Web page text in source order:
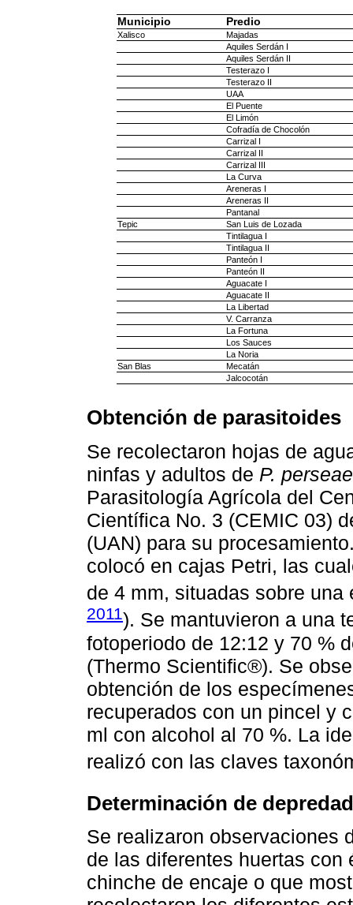
Municipio Predio
Xalisco
Majadas
Aquiles Serdán I
Aquiles Serdán II
Testerazo I
Testerazo II
UAA
El Puente
El Limón
Cofradía de Chocolón
Carrizal I
Carrizal II
Carrizal III
La Curva
Areneras I
Areneras II
Pantanal
Tepic
San Luis de Lozada
Tintilagua I
Tintilagua II
Panteón I
Panteón II
Aguacate I
Aguacate II
La Libertad
V. Carranza
La Fortuna
Los Sauces
La Noria
San Blas
Mecatán
Jalcocotán
Obtención de parasitoides
Se recolectaron hojas de
ninfas y adultos de P. perseae
Parasitología Agrícola del
Científica No. 3 (CEMIC 03)
(UAN) para su
colocó en cajas Petri, las
de 4 mm, situadas sobre
2011). Se mantuvieron a una
fotoperiodo de 12:12 y 70 %
(Thermo Scientific®). Se
obtención de los
recuperados con un pincel y
ml con alcohol al 70 %. La
realizó con las claves
Determinación de
Se realizaron observaciones
de las diferentes huertas
chinche de encaje o que